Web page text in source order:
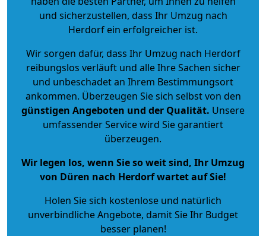
und sicherzustellen, dass Ihr Umzug nach
Herdorf ein erfolgreicher ist.
Wir sorgen dafür, dass Ihr Umzug nach Herdorf
reibungslos verläuft und alle Ihre Sachen sicher
und unbeschadet an Ihrem Bestimmungsort
ankommen. Überzeugen Sie sich selbst von den
günstigen Angeboten und der Qualität. Unsere
umfassender Service wird Sie garantiert
überzeugen.
Wir legen los, wenn Sie so weit sind, Ihr Umzug
von Düren nach Herdorf wartet auf Sie!
Holen Sie sich kostenlose und natürlich
unverbindliche Angebote, damit Sie Ihr Budget
besser planen!